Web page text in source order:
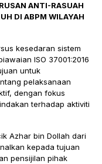
ANTI-RASUAH
DI ABPM WILAYAH
kesedaran sistem
ISO 37001:2016
untuk
pelaksanaan
dengan fokus
terhadap aktiviti
Azhar bin Dollah dari
kepada tujuan
pensijilan pihak